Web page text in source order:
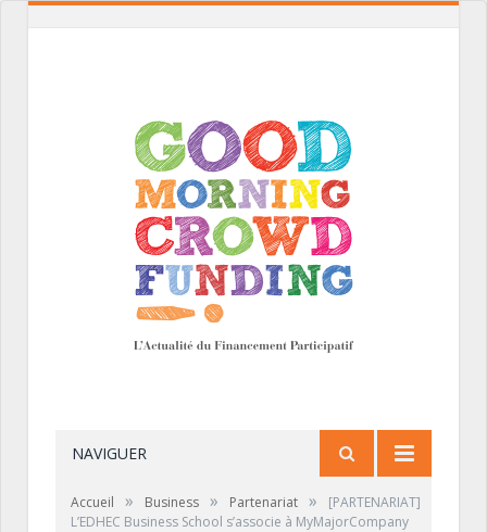
NAVIGUER
Accueil » Business » Partenariat »
[PARTENARIAT]
L’EDHEC Business School s’associe à MyMajorCompany